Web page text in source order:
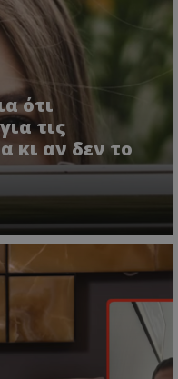
ότι
τις
κι αν δεν το